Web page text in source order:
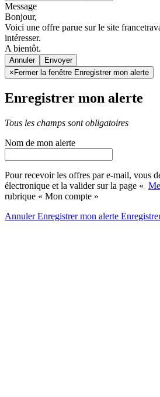
Message
Bonjour,
Voici une offre parue sur le site
intéresser.
A bientôt.
Annuler
× Fermer la fenêtre Enregistrer mon alerte
Enregistrer mon alerte
Tous les champs sont obligatoires
Nom de mon alerte
Pour recevoir les offres par e-mail, vous
électronique et la valider sur la page «
rubrique « Mon compte »
AnnulerEnregistrer mon alerte